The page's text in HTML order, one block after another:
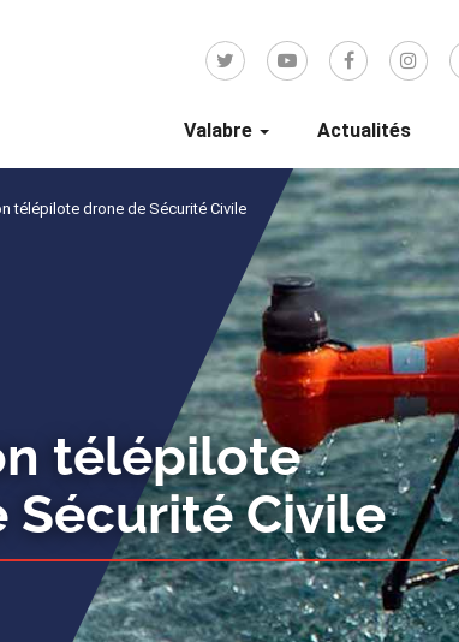
Valabre Actualités
télépilote drone de Sécurité Civile
télépilote
Sécurité Civile